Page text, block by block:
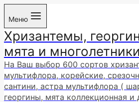
Перейти
содержимому
Меню
Хризантемы,
мята и многолетники
На Ваш выбор 600 сортов
мультифлора, корейские,
сантини, астра мультифлора (
георгины, мята коллекционная и